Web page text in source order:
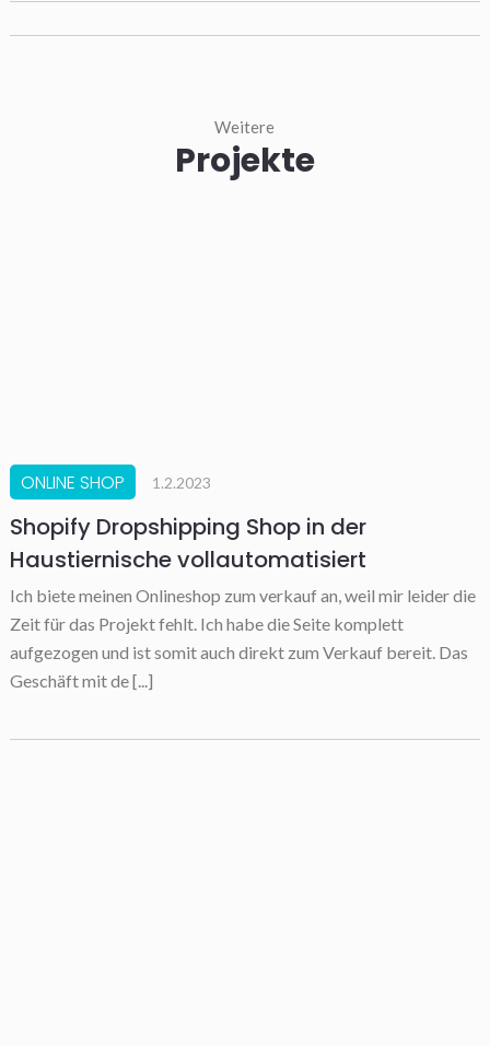
Weitere
Projekte
ONLINE SHOP 1.2.2023
Shopify Dropshipping Shop in der
Haustiernische vollautomatisiert
Ich biete meinen Onlineshop zum verkauf an, weil mir leider die
Zeit für das Projekt fehlt. Ich habe die Seite komplett
aufgezogen und ist somit auch direkt zum Verkauf bereit. Das
Geschäft mit de [...]